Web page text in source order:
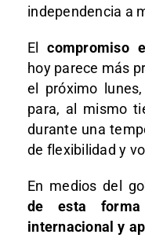
independencia a
Elcompromiso
hoy parece más
el próximo
para, al mismo
durante una
de flexibilidad y
En medios del
de esta forma
internacional y